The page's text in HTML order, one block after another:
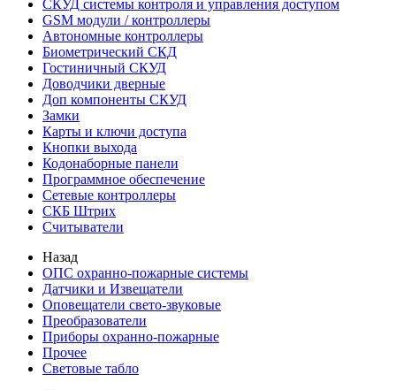
СКУД системы контроля и управления доступом
GSM модули / контроллеры
Автономные контроллеры
Биометрический СКД
Гостиничный СКУД
Доводчики дверные
Доп компоненты СКУД
Замки
Карты и ключи доступа
Кнопки выхода
Кодонаборные панели
Программное обеспечение
Сетевые контроллеры
СКБ Штрих
Считыватели
Назад
ОПС охранно-пожарные системы
Датчики и Извещатели
Оповещатели свето-звуковые
Преобразователи
Приборы охранно-пожарные
Прочее
Световые табло